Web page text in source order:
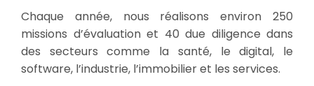
Chaque année, nous réalisons environ 250
missions d’évaluation et 40 due diligence dans
des secteurs comme la santé, le digital, le
software, l’industrie, l’immobilier et les services.